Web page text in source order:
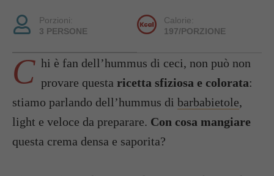
Porzioni:
3 PERSONE
Calorie:
197/PORZIONE
C hi è fan dell’hummus di ceci, non può non
provare questa ricetta sfiziosa e colorata:
stiamo parlando dell’hummus di barbabietole,
light e veloce da preparare. Con cosa mangiare
questa crema densa e saporita?